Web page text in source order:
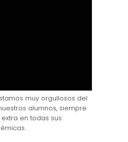
muy orgullosos del
alumnos, siempre
en todas sus